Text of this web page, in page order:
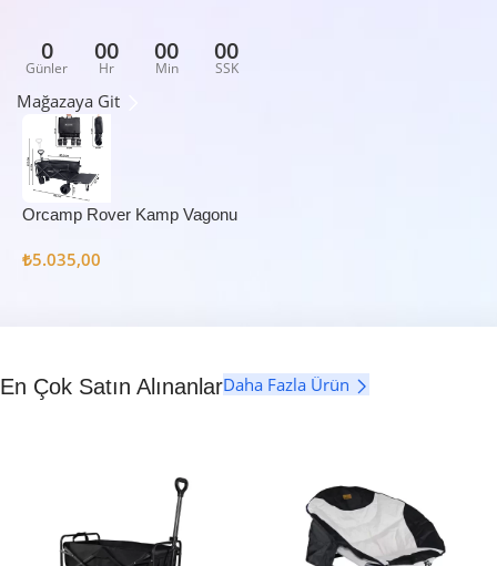
0
Günler
00
Hr
00
Min
00
SSK
Mağazaya Git
Orcamp Rover Kamp Vagonu
₺5.035,00
En Çok Satın AlınanlarDaha Fazla Ürün